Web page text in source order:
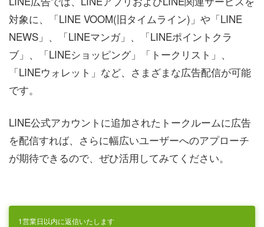
対象に、「LINE VOOM(旧タイムライン)」や「LINE
NEWS」、「LINEマンガ」、「LINEポイントクラ
ブ」、「LINEショッピング」「トークリスト」、
「LINEウォレット」など、さまざまな広告配信が可能
です。
LINE公式アカウントに追加されたトークルームに広告
を配信すれば、さらに幅広いユーザーへのアプローチ
が期待できるので、ぜひ活用してみてください。
1営業日以内に返信いたします